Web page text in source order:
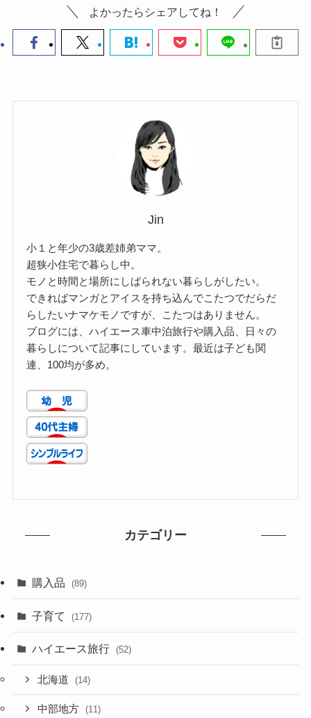
よかったらシェアしてね！
Jin
小１と年少の3歳差姉弟ママ。
超狭小住宅で暮らし中。
モノと時間と場所にしばられない暮らしがしたい。
できればマンガとアイスを持ち込んでこたつでだらだ
らしたいナマケモノですが、こたつはありません。
ブログには、ハイエース車中泊旅行や購入品、日々の
暮らしについて記事にしています。最近は子ども関
連、100均が多め。
カテゴリー
購入品 (89)
子育て (177)
ハイエース旅行 (52)
北海道 (14)
中部地方 (11)